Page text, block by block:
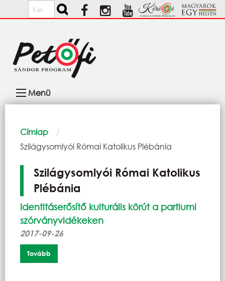
Ugrás a tartalomra
Keresés
navigáció
Menü
Morzsa
Címlap
Current:
Szilágysomlyói Római Katolikus Plébánia
Szilágysomlyói Római Katolikus
Plébánia
Identitáserősítő kulturális körút a partiumi
szórványvidékeken
2017-09-26
Tovább